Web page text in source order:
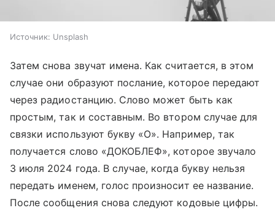
Источник: Unsplash
Затем снова звучат имена. Как считается, в этом
случае они образуют послание, которое передают
через радиостанцию. Слово может быть как
простым, так и составным. Во втором случае для
связки используют букву «О». Например, так
получается слово «ДОКОБЛЕФ», которое звучало
3 июля 2024 года. В случае, когда букву нельзя
передать именем, голос произносит ее название.
После сообщения снова следуют кодовые цифры.